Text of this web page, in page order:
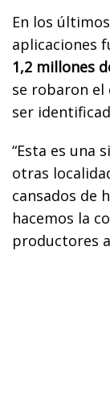
En los
aplicaciones
1,2 millones
se robaron el
ser
“Esta es una
otras
cansados de
hacemos la
productores